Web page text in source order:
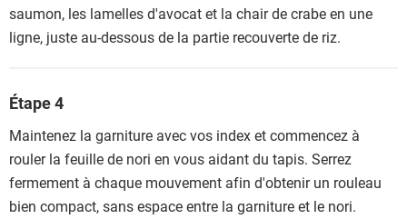
saumon, les lamelles d'avocat et la chair de crabe en une
ligne, juste au-dessous de la partie recouverte de riz.
Étape 4
Maintenez la garniture avec vos index et commencez à
rouler la feuille de nori en vous aidant du tapis. Serrez
fermement à chaque mouvement afin d'obtenir un rouleau
bien compact, sans espace entre la garniture et le nori.